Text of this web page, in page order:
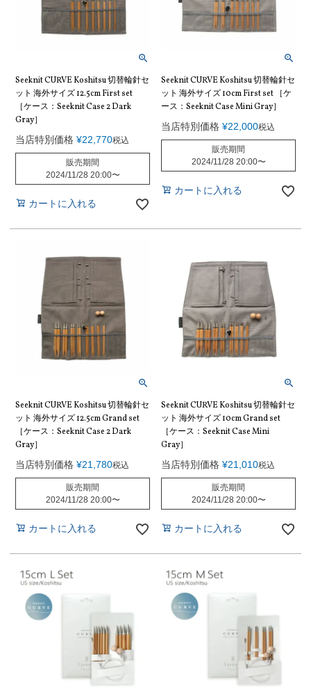
Seeknit CURVE Koshitsu 切替輪針セ
ット 海外サイズ 12.5cm First set
［ケース：Seeknit Case 2 Dark
Gray］
当店特別価格 ¥22,770税込
販売期間
2024/11/28 20:00〜
カートに入れる
Seeknit CURVE Koshitsu 切替輪針セ
ット 海外サイズ 10cm First set ［ケ
ース：Seeknit Case Mini Gray］
当店特別価格 ¥22,000税込
販売期間
2024/11/28 20:00〜
カートに入れる
Seeknit CURVE Koshitsu 切替輪針セ
ット 海外サイズ 12.5cm Grand set
［ケース：Seeknit Case 2 Dark
Gray］
当店特別価格 ¥21,780税込
販売期間
2024/11/28 20:00〜
カートに入れる
Seeknit CURVE Koshitsu 切替輪針セ
ット 海外サイズ 10cm Grand set
［ケース：Seeknit Case Mini
Gray］
当店特別価格 ¥21,010税込
販売期間
2024/11/28 20:00〜
カートに入れる